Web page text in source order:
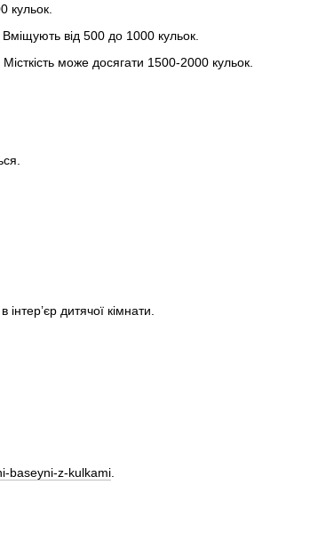
кульок.
від 500 до 1000 кульок.
може досягати 1500-2000 кульок.
дитячої кімнати.
baseyni-z-kulkami.